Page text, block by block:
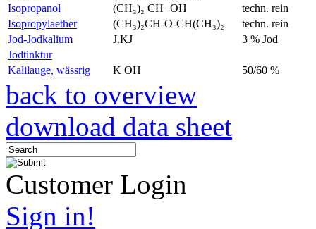
Isopropanol
(CH₃)₂ CH−OH
techn. rein
Isopropylaether
(CH₃)₂CH-O-CH(CH₃)₂
techn. rein
Jod-Jodkalium
J.KJ
3 % Jod
Jodtinktur
Kalilauge, wässrig
K OH 50/60 %
back to overview
download data sheet
Customer Login
Sign in!